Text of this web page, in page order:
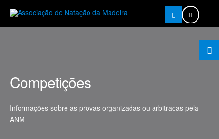
Competições
Informações sobre as provas organizadas ou arbitradas pela
ANM